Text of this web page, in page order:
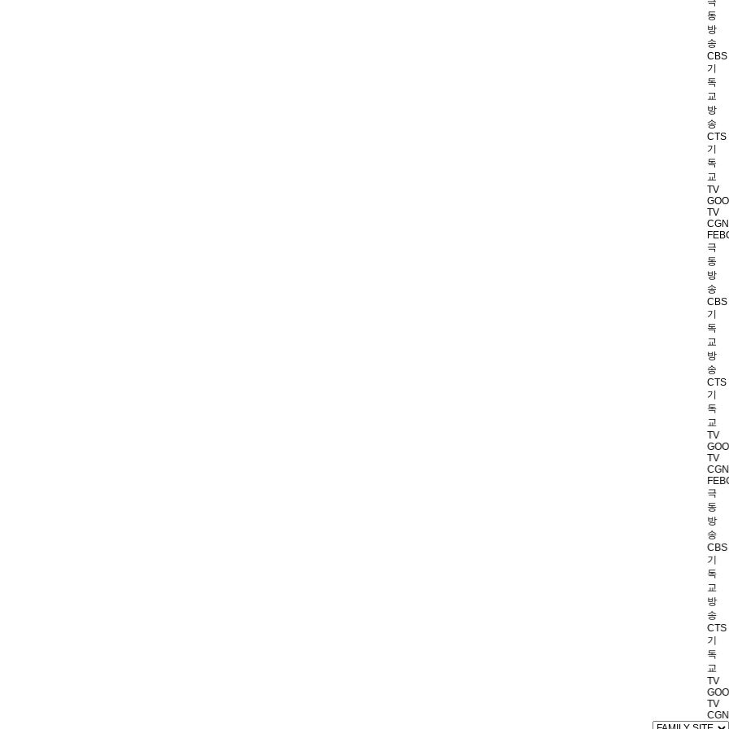
동
방
송
CBS
기
독
교
방
송
CTS
기
독
교
TV
TV
극
동
방
송
CBS
기
독
교
방
송
CTS
기
독
교
TV
TV
극
동
방
송
CBS
기
독
교
방
송
CTS
기
독
교
TV
TV